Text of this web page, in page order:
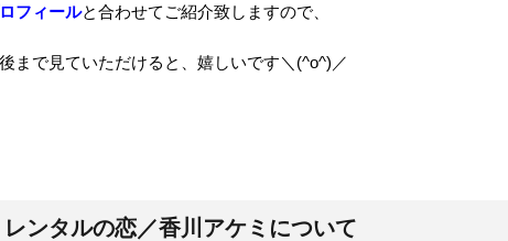
フィールと合わせてご紹介致しますので、
まで見ていただけると、嬉しいです＼(^o^)／
レンタルの恋／香川アケミについて